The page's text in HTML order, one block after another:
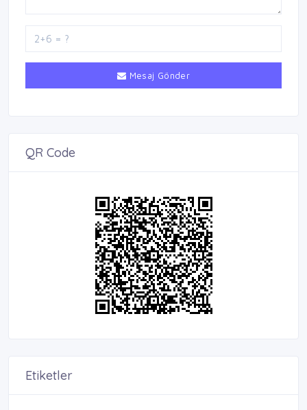
Mesaj Gönder
QR Code
Etiketler